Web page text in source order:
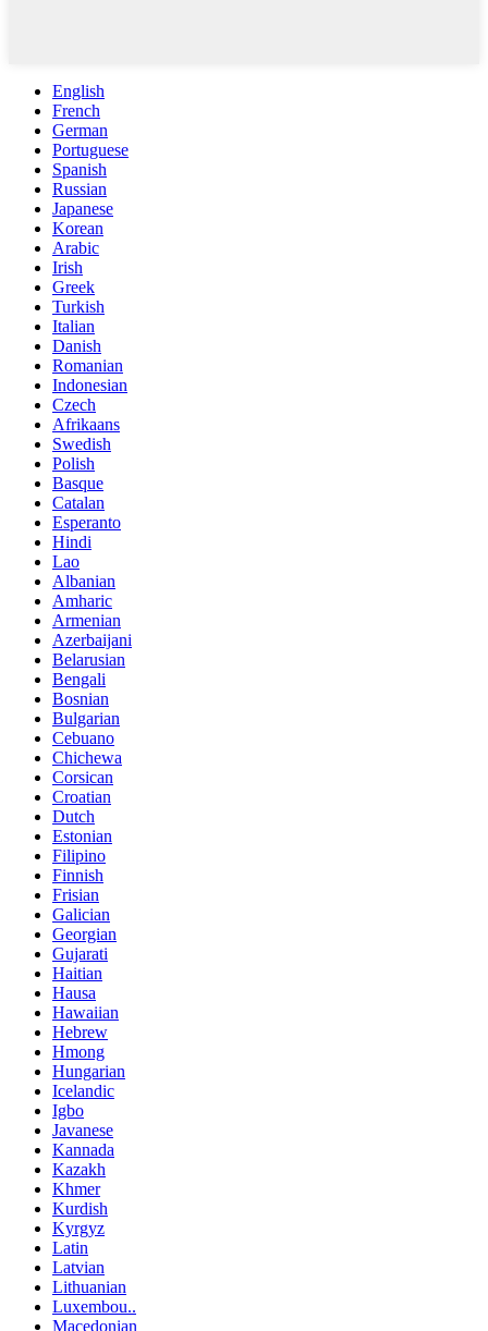
English
French
German
Portuguese
Spanish
Russian
Japanese
Korean
Arabic
Irish
Greek
Turkish
Italian
Danish
Romanian
Indonesian
Czech
Afrikaans
Swedish
Polish
Basque
Catalan
Esperanto
Hindi
Lao
Albanian
Amharic
Armenian
Azerbaijani
Belarusian
Bengali
Bosnian
Bulgarian
Cebuano
Chichewa
Corsican
Croatian
Dutch
Estonian
Filipino
Finnish
Frisian
Galician
Georgian
Gujarati
Haitian
Hausa
Hawaiian
Hebrew
Hmong
Hungarian
Icelandic
Igbo
Javanese
Kannada
Kazakh
Khmer
Kurdish
Kyrgyz
Latin
Latvian
Lithuanian
Luxembou..
Macedonian